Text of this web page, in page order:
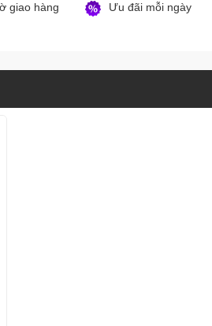
giao hàng Ưu đãi mỗi ngày